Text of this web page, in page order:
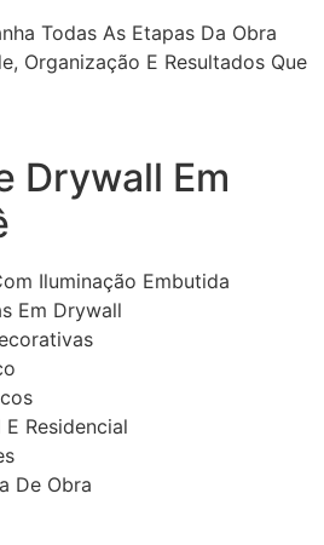
Todas As Etapas Da Obra
Organização E Resultados Que
Drywall Em
Iluminação Embutida
Em Drywall
Residencial
De Obra